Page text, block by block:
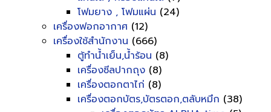
โฟมยาง , โฟมแผ่น (24)
เครื่องฟอกอากาศ (12)
เครื่องใช้สำนักงาน (666)
ตู้ทำน้ำเย็น,น้ำร้อน (8)
เครื่องซีลปากถุง (8)
เครื่องตอกตาไก่ (8)
เครื่องตอกบัตร,บัตรตอก,ตลับหมึก (38)